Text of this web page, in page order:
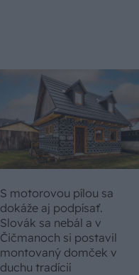
S motorovou pílou sa
dokáže aj podpísať.
Slovák sa nebál a v
Čičmanoch si postavil
montovaný domček v
duchu tradícií